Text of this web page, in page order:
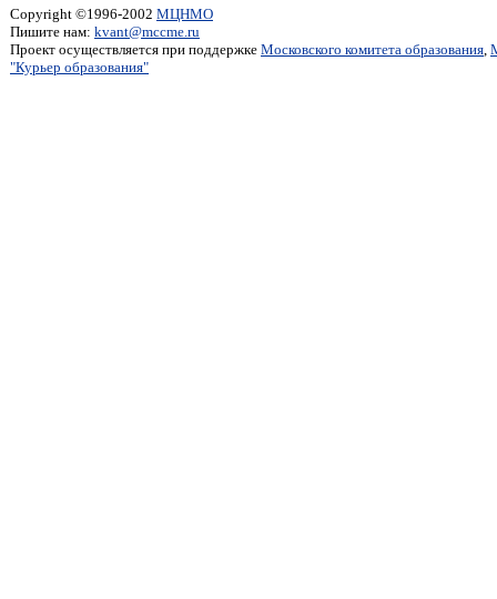
Copyright ©1996-2002 МЦНМО
Пишите нам: kvant@mccme.ru
Проект осуществляется при поддержке Московского комитета образования,
"Курьер образования"